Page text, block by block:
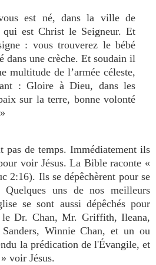
est né, dans la ville de
est Christ le Seigneur. Et
: vous trouverez le bébé
dans une crèche. Et soudain il
multitude de l’armée céleste,
: Gloire à Dieu, dans les
sur la terre, bonne volonté
pas de temps. Immédiatement ils
voir Jésus. La Bible raconte «
2:16). Ils se dépêchèrent pour se
uns de nos meilleurs
se sont aussi dépêchés pour
le Dr. Chan, Mr. Griffith, Ileana,
Winnie Chan, et un ou
la prédication de l'Évangile, et
voir Jésus.